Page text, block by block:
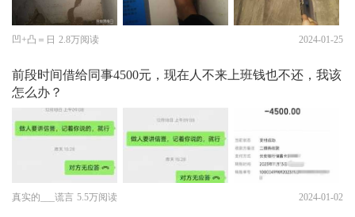
凹+凸＝日 2.8万阅读 2024-01-25
前段时间借给同事4500元，现在人不来上班钱也不还，我该
怎么办？
真实的___谎言 5.5万阅读 2024-01-02